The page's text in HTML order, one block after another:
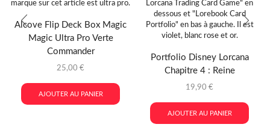
Alcove Flip Deck Box Magic
Magic Ultra Pro Verte
Commander
25,00 €
AJOUTER AU PANIER
Portfolio Disney Lorcana
Chapitre 4 : Reine
19,90 €
AJOUTER AU PANIER